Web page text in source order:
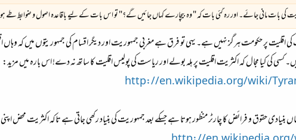
کی بات مانی جائے۔ اور رہ گئی بات کہ " وہ بیچارے کہاں جائیں گے؟" تو اس بات کے لیے باقاعدہ اصول و ضوابط طے
اقلیت پر حکومت ہرگز نہیں ہے۔ یہی تو فرق ہے مغربی جمہوریت اور دیگر اقسام کی جمہوریتوں میں کہ وہاں
کسی کی کیا مجال کہ اکثریت اقلیت پر ہلہ بولے اور ریاست کی پولیس اقلیت کا ساتھ نہ دے! اس بارہ میں مزید:
http://en.wikipedia.org/wiki/
بنیادی حقوق و فرائض کا چارٹر منظور ہوتا ہے جسکے بعد جمہوریت کی بنیاد رکھی جاتی ہے تاکہ اکثریت محض